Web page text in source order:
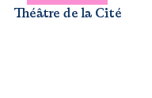
Théâtre de la Cité